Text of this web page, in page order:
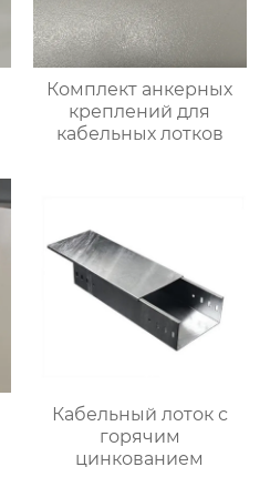
Комплект анкерных
креплений для
кабельных лотков
Кабельный лоток с
горячим
цинкованием